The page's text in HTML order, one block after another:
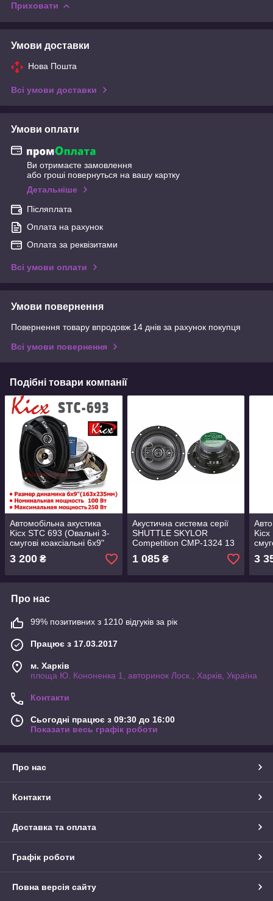
Приховати
Умови доставки
Нова Пошта
Всі умови доставки
Умови оплати
Ви отримаєте замовлення
або гроші повернуться на вашу картку
Детальніше
Післяплата
Оплата на рахунок
Оплата за реквізитами
Всі умови оплати
Умови повернення
Повернення товару впродовж 14 днів за рахунок покупця
Всі умови повернення
Подібні товари компанії
Автомобільна акустика
Kicx STC 693 (Овальні 3-
смугові коаксіальні 6x9"
(163x235мм), комплект 2
штуки)
3 200 ₴
Акустична система серії
SHUTTLE SKYLOR
Competition CMP-1324 13
см 5.5" дюймів 130 мм
Круглі коаксіальні
1 085₴
Kicx
3
Про нас
99% позитивних з 1210 відгуків за рік
Працює з 17.03.2017
м. Харків
площа Ю. Кононенка 1, авторинок Лоск., Харків, Україна
Контакти
Сьогодні працює з 09:30 до 16:00
Показати весь графік роботи
Про нас
Контакти
Доставка та оплата
Графік роботи
Повна версія сайту